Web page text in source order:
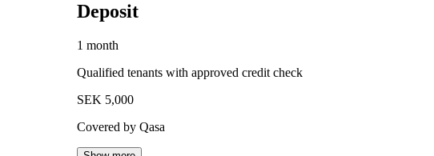
Deposit
1 month
Qualified tenants with approved credit check
SEK 5,000
Covered by Qasa